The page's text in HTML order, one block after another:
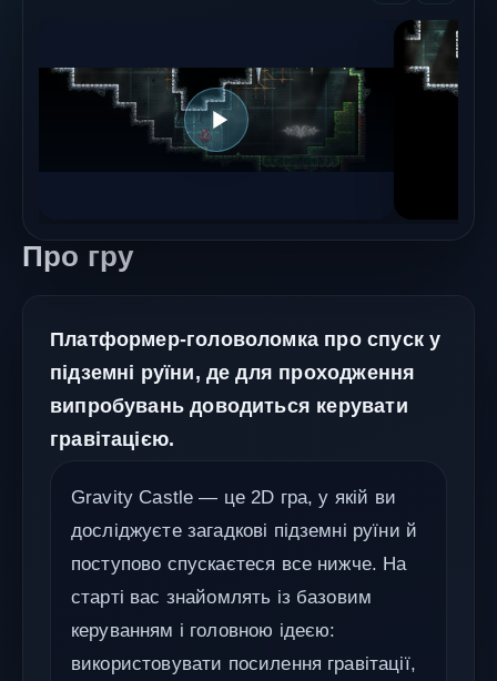
Про гру
Платформер-головоломка про спуск у
підземні руїни, де для проходження
випробувань доводиться керувати
гравітацією.
Gravity Castle — це 2D гра, у якій ви
досліджуєте загадкові підземні руїни й
поступово спускаєтеся все нижче. На
старті вас знайомлять із базовим
керуванням і головною ідеєю:
використовувати посилення гравітації,